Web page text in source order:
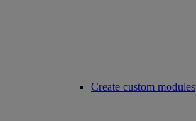
Create custom modules